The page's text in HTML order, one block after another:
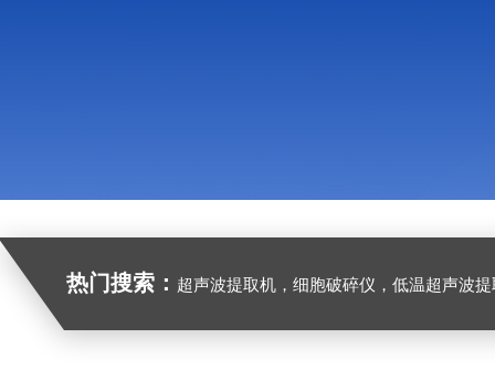
热门搜索： 超声波提取机，细胞破碎仪，低温超声波